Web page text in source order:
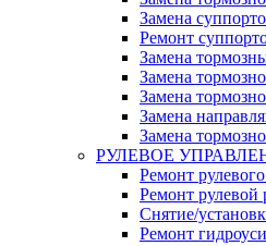
Замена
Ремонт
Замена
Замена
Замена
Замена
Замена
РУЛЕВОЕ
Ремонт
Ремонт рулевой
Снятие/
Ремонт